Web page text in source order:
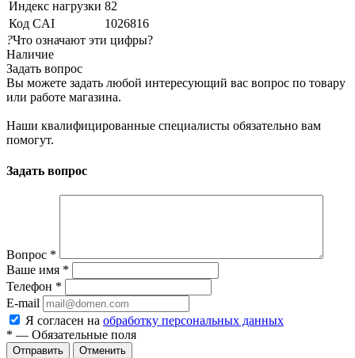
Индекс нагрузки 82
Код CAI
1026816
?Что означают эти цифры?
Наличие
Задать вопрос
Вы можете задать любой интересующий вас вопрос по товару
или работе магазина.
Наши квалифицированные специалисты обязательно вам
помогут.
Задать вопрос
Вопрос *
Ваше имя *
Телефон *
E-mail
Я согласен на обработку персональных данных
* — Обязательные поля
Отменить